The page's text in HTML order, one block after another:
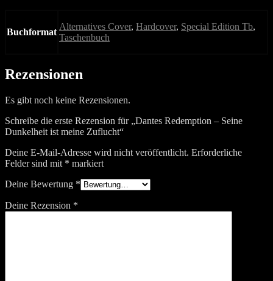
Buchformat
Alternatives Cover, Hardcover, Special Edition Tb,
Taschenbuch
Rezensionen
Es gibt noch keine Rezensionen.
Schreibe die erste Rezension für „Dantes Redemption – Seine
Dunkelheit ist meine Zuflucht“
Deine E-Mail-Adresse wird nicht veröffentlicht. Erforderliche
Felder sind mit * markiert
Deine Bewertung *
Deine Rezension *